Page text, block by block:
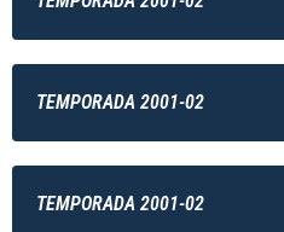
TEMPORADA 2001-02
TEMPORADA 2001-02